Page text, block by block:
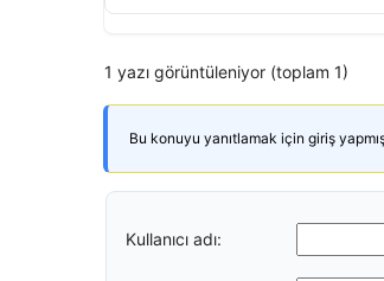
1 yazı görüntüleniyor (toplam 1)
Bu konuyu yanıtlamak için giriş yapmış
Kullanıcı adı: